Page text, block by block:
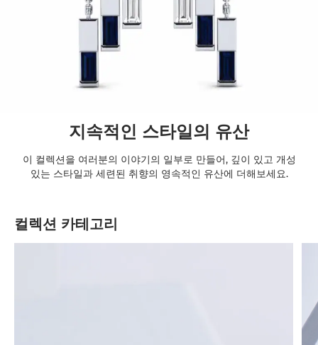
지속적인 스타일의 유산
이 컬렉션을 여러분의 이야기의 일부로 만들어, 깊이 있고 개성
있는 스타일과 세련된 취향의 영속적인 유산에 더해보세요.
컬렉션 카테고리